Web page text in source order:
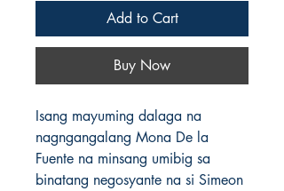
Add to Cart
Buy Now
Isang mayuming dalaga na
nagngangalang Mona De la
Fuente na minsang umibig sa
binatang negosyante na si Simeon